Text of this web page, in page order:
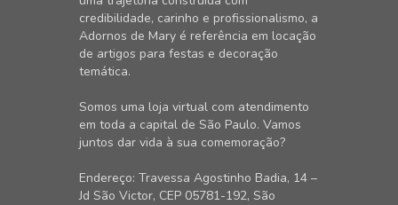
credibilidade, carinho e profissionalismo, a
Adornos de Mary é referência em locação
de artigos para festas e decoração
temática.
Somos uma loja virtual com atendimento
em toda a capital de São Paulo. Vamos
juntos dar vida à sua comemoração?
Endereço: Travessa Agostinho Badia, 14 –
Jd São Victor, CEP 05781-192, São